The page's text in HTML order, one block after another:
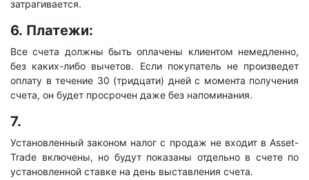
затрагивается.
6. Платежи:
Все счета должны быть оплачены клиентом немедленно,
без каких-либо вычетов. Если покупатель не произведет
оплату в течение 30 (тридцати) дней с момента получения
счета, он будет просрочен даже без напоминания.
7.
Установленный законом налог с продаж не входит в Asset-
Trade включены, но будут показаны отдельно в счете по
установленной ставке на день выставления счета.